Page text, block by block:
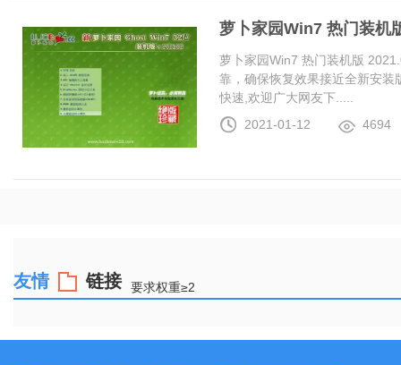
萝卜家园Win7 热门装机
萝卜家园Win7 热门装机版
靠，确保恢复效果接近全新安
快速,欢迎广大网友下.....
2021-01-12
4694
友情 链接 要求权重≥2